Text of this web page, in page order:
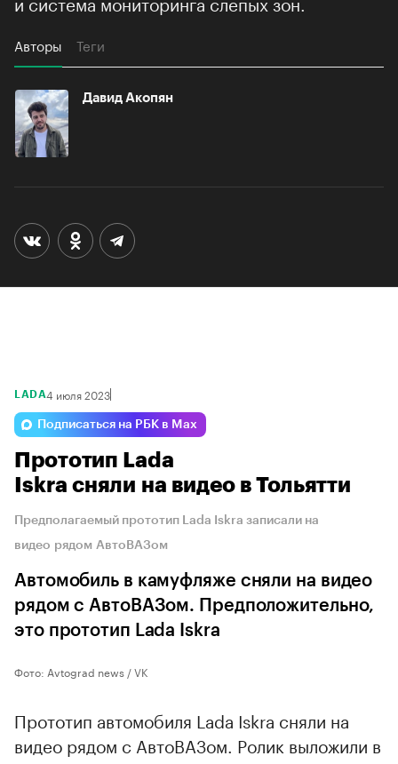
Прототип Lada
Iskra сняли на видео в Тольятти
видео рядом АвтоВАЗом
рядом с АвтоВАЗом. Предположительно,
это прототип Lada Iskra